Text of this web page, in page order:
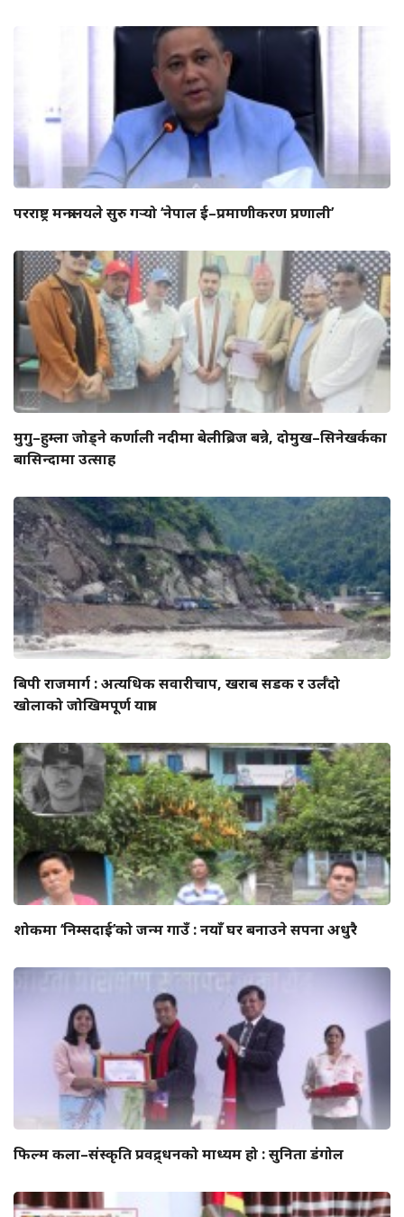
परराष्ट्र मन्त्रालयले सुरु गर्‍यो ‘नेपाल ई–प्रमाणीकरण प्रणाली’
मुगु–हुम्ला जोड्ने कर्णाली नदीमा बेलीब्रिज बन्ने, दोमुख–सिनेखर्कका
बासिन्दामा उत्साह
बिपी राजमार्ग : अत्यधिक सवारीचाप, खराब सडक र उर्लँदो
खोलाको जोखिमपूर्ण यात्रा
शोकमा ‘निम्सदाई’को जन्म गाउँ : नयाँ घर बनाउने सपना अधुरै
फिल्म कला–संस्कृति प्रवद्र्धनको माध्यम हो : सुनिता डंगोल